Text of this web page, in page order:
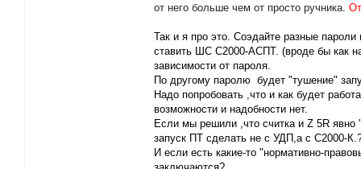
от него больше чем от просто ручника.
Так и я про это. Соэдайте разные
ставить ШС С2000-АСПТ. (вроде бы как
зависимости от пароля.
По другому паролю будет "тушение"
Надо попробовать ,что и как будет
возможности и надобности нет.
Если мы решили ,что считка и Z 5R
запуск ПТ сделать не с УДП,а с С2000-
И если есть какие-то "нормативно-